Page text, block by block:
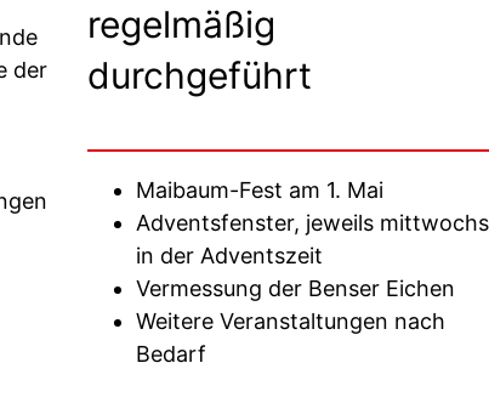
der
regelmäßig
durchgeführt
Maibaum-Fest am 1. Mai
Adventsfenster, jeweils mittwochs
in der Adventszeit
Vermessung der Benser Eichen
Weitere Veranstaltungen nach
Bedarf